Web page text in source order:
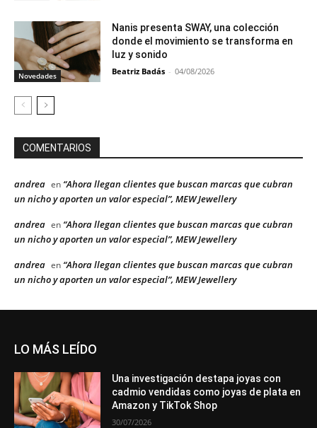
Novedades
Nanis presenta SWAY, una colección
donde el movimiento se transforma en
luz y sonido
Beatriz Badás - 04/08/2026
COMENTARIOS
andrea en “Ahora llegan clientes que buscan marcas que cubran
un nicho y aporten un valor especial”, MEW Jewellery
andrea en “Ahora llegan clientes que buscan marcas que cubran
un nicho y aporten un valor especial”, MEW Jewellery
andrea en “Ahora llegan clientes que buscan marcas que cubran
un nicho y aporten un valor especial”, MEW Jewellery
LO MÁS LEÍDO
Una investigación destapa joyas con
cadmio vendidas como joyas de plata en
Amazon y TikTok Shop
30/07/2026